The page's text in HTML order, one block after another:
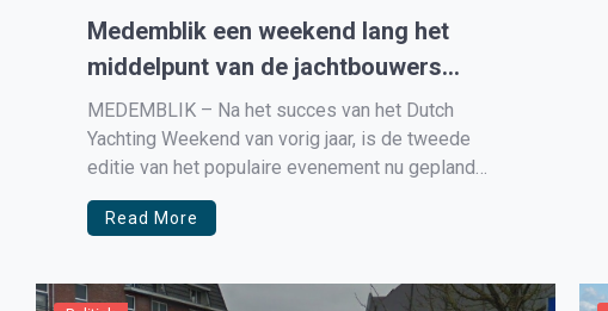
Medemblik een weekend lang het
middelpunt van de jachtbouwers
tijdens het Dutch Yachting Weekend
MEDEMBLIK – Na het succes van het Dutch
Yachting Weekend van vorig jaar, is de tweede
editie van het populaire evenement nu gepland
van vrijdag 25 tot en met zondag 27 juni 2021.
Het Dutch Yachting Weekend is vorig jaar voor het
tussen een aantal […]
Read More